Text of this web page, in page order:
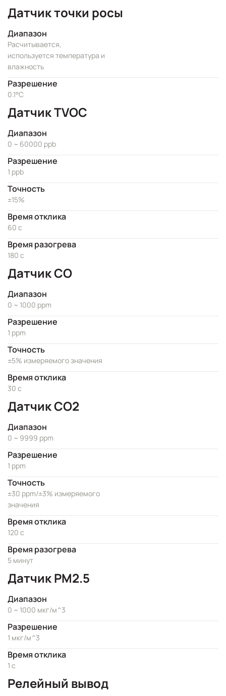
Датчик точки росы
Диапазон
Расчитывается,
используется температура и
влажность
Разрешение
0.1°C
Датчик TVOC
Диапазон
0 ~ 60000 ppb
Разрешение
1 ppb
Точность
±15%
Время отклика
60 с
Время разогрева
180 с
Датчик CO
Диапазон
0 ~ 1000 ppm
Разрешение
1 ppm
Точность
±5% измеряемого значения
Время отклика
30 с
Датчик CO2
Диапазон
0 ~ 9999 ppm
Разрешение
1 ppm
Точность
±30 ppm/±3% измеряемого
значения
Время отклика
120 с
Время разогрева
5 минут
Датчик PM2.5
Диапазон
0 ~ 1000 мкг/м^3
Разрешение
1 мкг/м^3
Время отклика
1 с
Релейный вывод